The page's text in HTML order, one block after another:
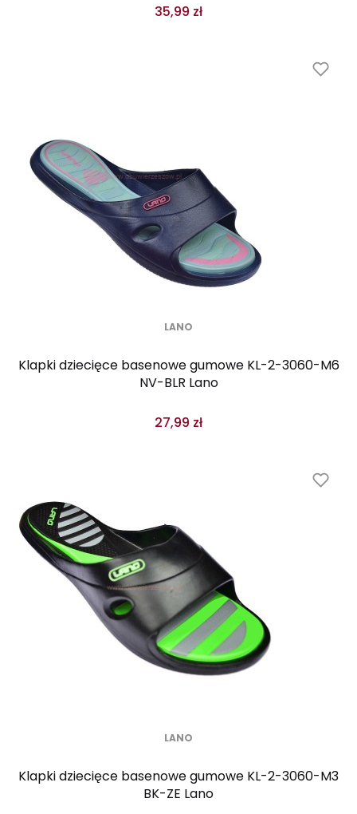
35,99 zł
LANO
Klapki dziecięce basenowe gumowe KL-2-3060-M6
NV-BLR Lano
27,99 zł
LANO
Klapki dziecięce basenowe gumowe KL-2-3060-M3
BK-ZE Lano